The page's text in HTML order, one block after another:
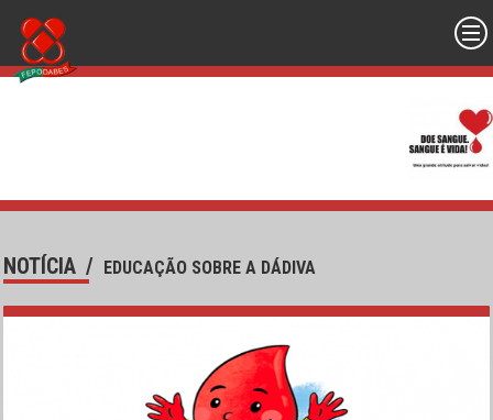
NOTÍCIA / EDUCAÇÃO SOBRE A DÁDIVA